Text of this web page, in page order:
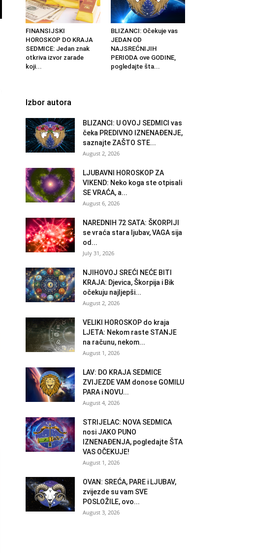
FINANSIJSKI
HOROSKOP DO KRAJA
SEDMICE: Jedan znak
otkriva izvor zarade
koji...
BLIZANCI: Očekuje vas
JEDAN OD
NAJSREĆNIJIH
PERIODA ove GODINE,
pogledajte šta...
Izbor autora
BLIZANCI: U OVOJ SEDMICI vas
čeka PREDIVNO IZNENAĐENJE,
saznajte ZAŠTO STE...
August 2, 2026
LJUBAVNI HOROSKOP ZA
VIKEND: Neko koga ste otpisali
SE VRAĆA, a...
August 6, 2026
NAREDNIH 72 SATA: ŠKORPIJI
se vraća stara ljubav, VAGA sija
od...
July 31, 2026
NJIHOVOJ SREĆI NEĆE BITI
KRAJA: Djevica, Škorpija i Bik
očekuju najljepši...
August 2, 2026
VELIKI HOROSKOP do kraja
LJETA: Nekom raste STANJE
na računu, nekom...
August 1, 2026
LAV: DO KRAJA SEDMICE
ZVIJEZDE VAM donose GOMILU
PARA i NOVU...
August 4, 2026
STRIJELAC: NOVA SEDMICA
nosi JAKO PUNO
IZNENAĐENJA, pogledajte ŠTA
VAS OČEKUJE!
August 1, 2026
OVAN: SREĆA, PARE i LJUBAV,
zvijezde su vam SVE
POSLOŽILE, ovo...
August 3, 2026